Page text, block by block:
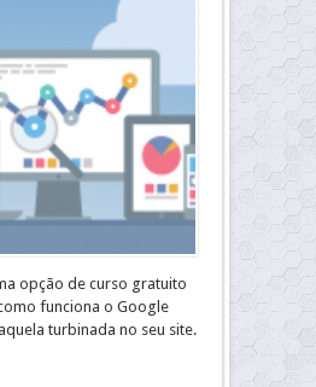
opção de curso gratuito
funciona o Google
turbinada no seu site.